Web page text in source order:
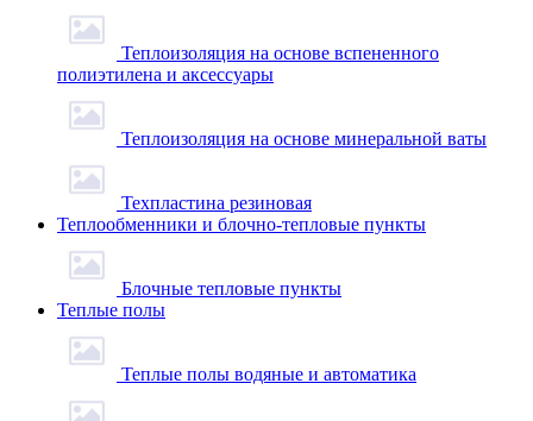
Теплоизоляция на основе вспененного
полиэтилена и аксессуары
Теплоизоляция на основе минеральной ваты
Техпластина резиновая
Теплообменники и блочно-тепловые пункты
Блочные тепловые пункты
Теплые полы
Теплые полы водяные и автоматика